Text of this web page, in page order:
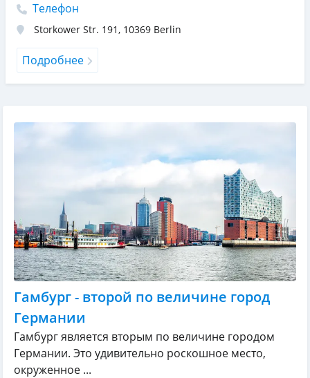
Телефон
Storkower Str. 191, 10369 Berlin
Подробнее
Гамбург - второй по величине город
Германии
Гамбург является вторым по величине городом
Германии. Это удивительно роскошное место,
окруженное ...